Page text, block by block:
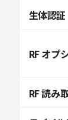
生体認証
RF オプ
RF 読み